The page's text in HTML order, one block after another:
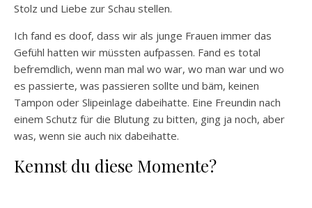
Stolz und Liebe zur Schau stellen.
Ich fand es doof, dass wir als junge Frauen immer das
Gefühl hatten wir müssten aufpassen. Fand es total
befremdlich, wenn man mal wo war, wo man war und wo
es passierte, was passieren sollte und bäm, keinen
Tampon oder Slipeinlage dabeihatte. Eine Freundin nach
einem Schutz für die Blutung zu bitten, ging ja noch, aber
was, wenn sie auch nix dabeihatte.
Kennst du diese Momente?